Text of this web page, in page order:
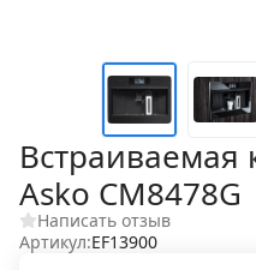
Asko CM8478G
Написать отзыв
Артикул:EF13900